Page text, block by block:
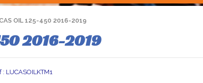
OIL 125-450 2016-2019
2016-2019
: LUCASOILKTM1